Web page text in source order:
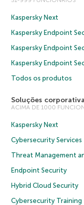
Kaspersky Next
Kaspersky Endpoint
Kaspersky Endpoint
Kaspersky Endpoint
Todos os produtos
Soluções
ACIMA DE 1000
Kaspersky Next
Cybersecurity Services
Threat Management
Endpoint Security
Hybrid Cloud Security
Cybersecurity Training